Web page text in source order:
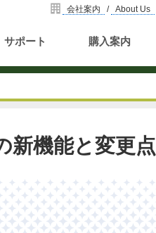
会社案内 / About Us
サポート 購入案内
新機能と変更点